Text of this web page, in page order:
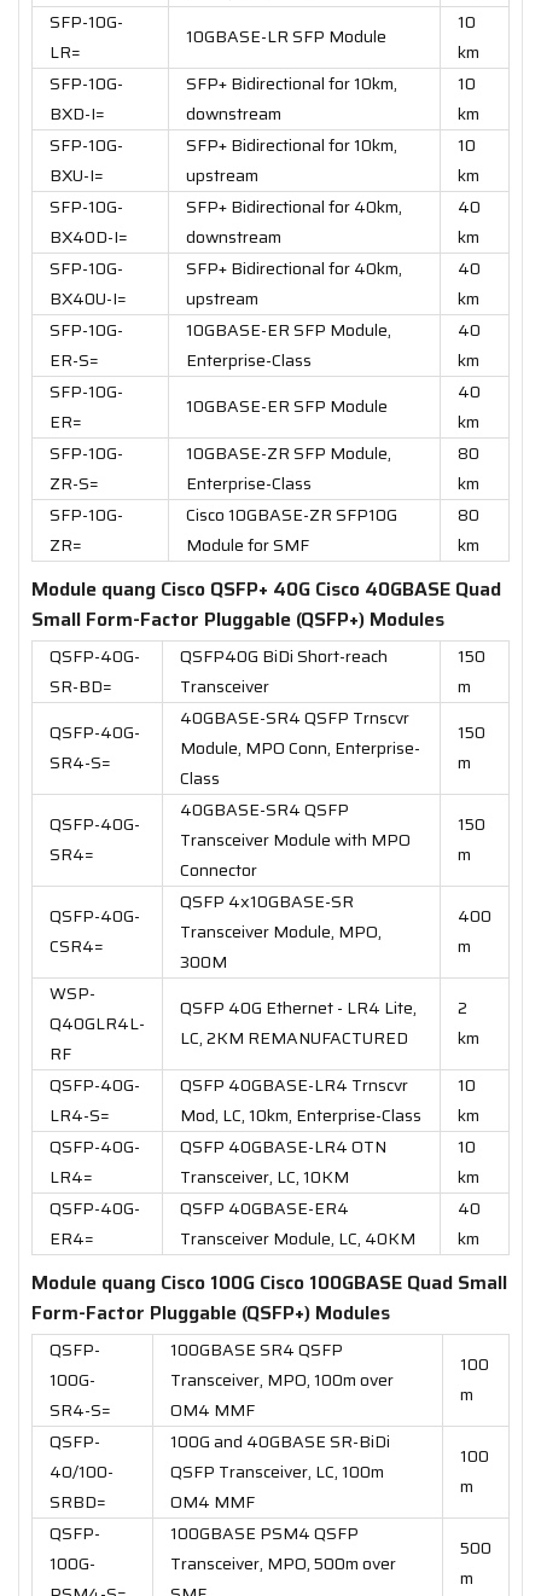
SFP-10G-
LR=
10GBASE-LR SFP Module
10
km
SFP-10G-
BXD-I=
SFP+ Bidirectional for 10km,
downstream
10
km
SFP-10G-
BXU-I=
SFP+ Bidirectional for 10km,
upstream
10
km
SFP-10G-
BX40D-I=
SFP+ Bidirectional for 40km,
downstream
40
km
SFP-10G-
BX40U-I=
SFP+ Bidirectional for 40km,
upstream
40
km
SFP-10G-
ER-S=
10GBASE-ER SFP Module,
Enterprise-Class
40
km
SFP-10G-
ER=
10GBASE-ER SFP Module
40
km
SFP-10G-
ZR-S=
10GBASE-ZR SFP Module,
Enterprise-Class
80
km
SFP-10G-
ZR=
Cisco 10GBASE-ZR SFP10G
Module for SMF
80
km
Module quang Cisco QSFP+ 40G Cisco 40GBASE Quad
Small Form-Factor Pluggable (QSFP+) Modules
QSFP-40G-
SR-BD=
QSFP40G BiDi Short-reach
Transceiver
150
m
QSFP-40G-
SR4-S=
40GBASE-SR4 QSFP Trnscvr
Module, MPO Conn, Enterprise-
Class
150
m
QSFP-40G-
SR4=
40GBASE-SR4 QSFP
Transceiver Module with MPO
Connector
150
m
QSFP-40G-
CSR4=
QSFP 4x10GBASE-SR
Transceiver Module, MPO,
300M
400
m
WSP-
Q40GLR4L-
RF
QSFP 40G Ethernet - LR4 Lite,
LC, 2KM REMANUFACTURED
2
km
QSFP-40G-
LR4-S=
QSFP 40GBASE-LR4 Trnscvr
Mod, LC, 10km, Enterprise-Class
10
km
QSFP-40G-
LR4=
QSFP 40GBASE-LR4 OTN
Transceiver, LC, 10KM
10
km
QSFP-40G-
ER4=
QSFP 40GBASE-ER4
Transceiver Module, LC, 40KM
40
km
Module quang Cisco 100G Cisco 100GBASE Quad Small
Form-Factor Pluggable (QSFP+) Modules
QSFP-
100G-
SR4-S=
100GBASE SR4 QSFP
Transceiver, MPO, 100m over
OM4 MMF
100
m
QSFP-
40/100-
SRBD=
100G and 40GBASE SR-BiDi
QSFP Transceiver, LC, 100m
OM4 MMF
100
m
QSFP-
100G-
100GBASE PSM4 QSFP
Transceiver, MPO, 500m over
500
m